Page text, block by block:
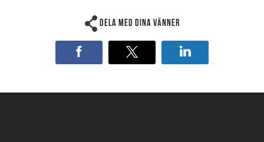
Dela med dina vänner